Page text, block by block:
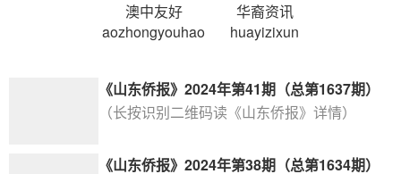
澳中友好
aozhongyouhao
华裔资讯
huayizixun
《山东侨报》2024年第41期（总第1637期）
（长按识别二维码读《山东侨报》详情）
《山东侨报》2024年第38期（总第1634期）